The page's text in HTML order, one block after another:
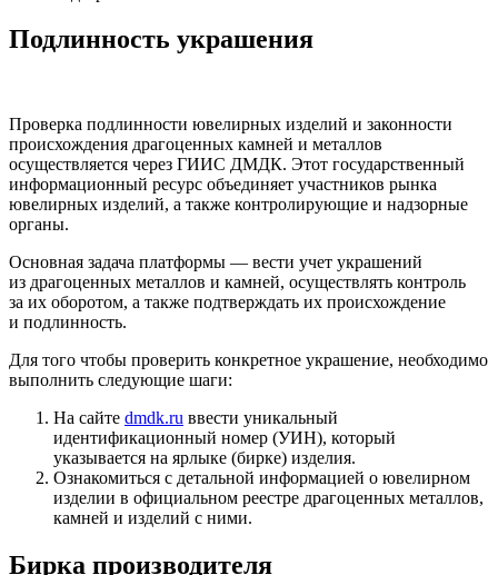
Подлинность украшения
Проверка подлинности ювелирных изделий и законности
происхождения драгоценных камней и металлов
осуществляется через ГИИС ДМДК. Этот государственный
информационный ресурс объединяет участников рынка
ювелирных изделий, а также контролирующие и надзорные
органы.
Основная задача платформы — вести учет украшений
из драгоценных металлов и камней, осуществлять контроль
за их оборотом, а также подтверждать их происхождение
и подлинность.
Для того чтобы проверить конкретное украшение, необходимо
выполнить следующие шаги:
На сайте dmdk.ru ввести уникальный
идентификационный номер (УИН), который
указывается на ярлыке (бирке) изделия.
Ознакомиться с детальной информацией о ювелирном
изделии в официальном реестре драгоценных металлов,
камней и изделий с ними.
Бирка производителя